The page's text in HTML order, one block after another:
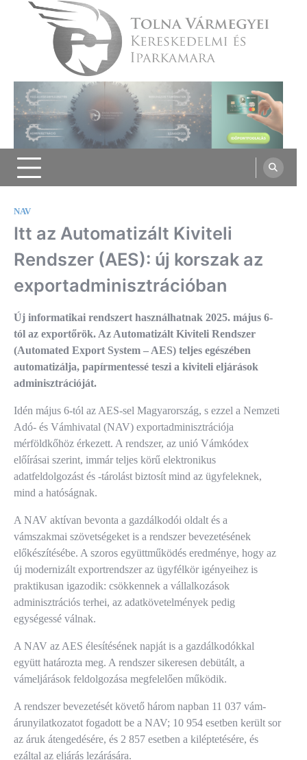
Tolna Vármegyei Kereskedelmi és
Iparkamara
NAV
Itt az Automatizált Kiviteli
Rendszer (AES): új korszak az
exportadminisztrációban
Új informatikai rendszert használhatnak 2025. május 6-
tól az exportőrök. Az Automatizált Kiviteli Rendszer
(Automated Export System – AES) teljes egészében
automatizálja, papírmentessé teszi a kiviteli eljárások
adminisztrációját.
Idén május 6-tól az AES-sel Magyarország, s ezzel a Nemzeti
Adó- és Vámhivatal (NAV) exportadminisztrációja
mérföldkőhöz érkezett. A rendszer, az unió Vámkódex
előírásai szerint, immár teljes körű elektronikus
adatfeldolgozást és -tárolást biztosít mind az ügyfeleknek,
mind a hatóságnak.
A NAV aktívan bevonta a gazdálkodói oldalt és a
vámszakmai szövetségeket is a rendszer bevezetésének
előkészítésébe. A szoros együttműködés eredménye, hogy az
új modernizált exportrendszer az ügyfélkör igényeihez is
praktikusan igazodik: csökkennek a vállalkozások
adminisztrációs terhei, az adatkövetelmények pedig
egységessé válnak.
A NAV az AES élesítésének napját is a gazdálkodókkal
együtt határozta meg. A rendszer sikeresen debütált, a
vámeljárások feldolgozása megfelelően működik.
A rendszer bevezetését követő három napban 11 037 vám-
árunyilatkozatot fogadott be a NAV; 10 954 esetben került sor
az áruk átengedésére, és 2 857 esetben a kiléptetésére, és
ezáltal az eljárás lezárására.